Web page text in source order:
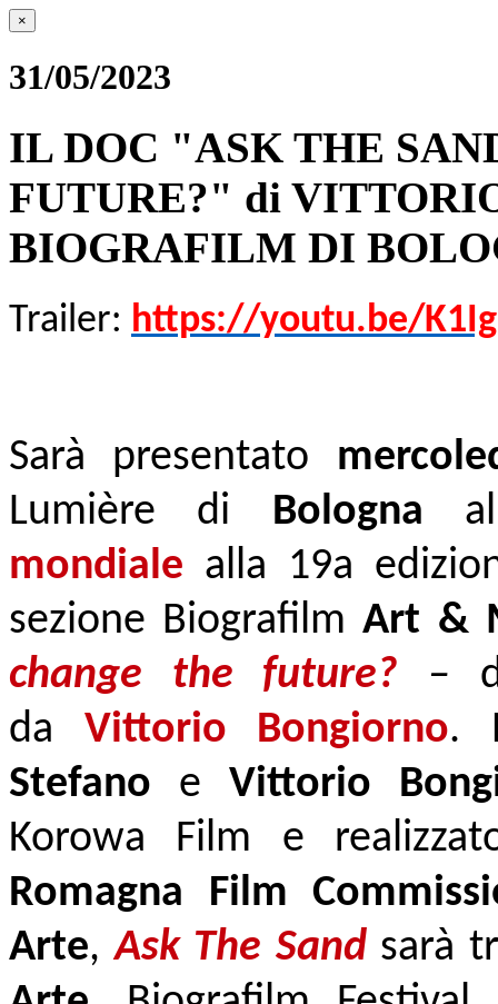
×
31/05/2023
IL DOC "ASK THE
FUTURE?" di
BIOGRAFILM DI
Trailer: https://youtu.be/
Sarà presentato
Lumière di Bologna
mondiale alla 19a
sezione BiografilmArt &
change the future? –
da Vittorio Bongiorno.
Stefano eVittorio
Korowa Film e
Romagna Film
Arte,Ask The Sand sarà